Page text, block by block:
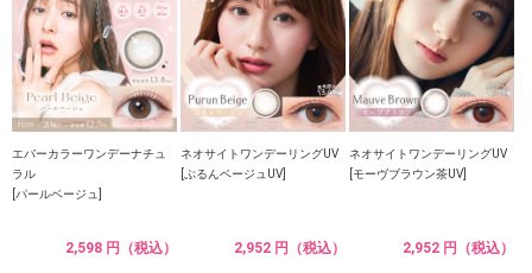
エバーカラーワンデーナチュ
ラル
[パールベージュ]
2,598 円（税込）
ネオサイトワンデーリングUV
[ぷるんベージュUV]
2,952 円（税込）
ネオサイトワンデーリングUV
[モーヴブラウン茶UV]
2,952 円（税込）